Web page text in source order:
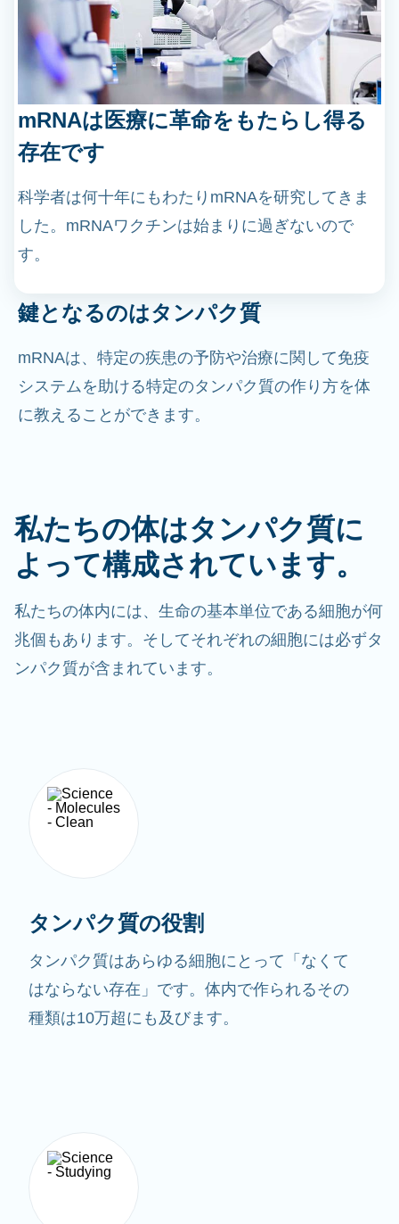
mRNAは医療に革命をもたらし得る
存在です
科学者は何十年にもわたりmRNAを研究してきま
した。mRNAワクチンは始まりに過ぎないので
す。
鍵となるのはタンパク質
mRNAは、特定の疾患の予防や治療に関して免疫
システムを助ける特定のタンパク質の作り方を体
に教えることができます。
私たちの体はタンパク質に
よって構成されています。
私たちの体内には、生命の基本単位である細胞が何
兆個もあります。そしてそれぞれの細胞には必ずタ
ンパク質が含まれています。
タンパク質の役割
タンパク質はあらゆる細胞にとって「なくて
はならない存在」です。体内で作られるその
種類は10万超にも及びます。